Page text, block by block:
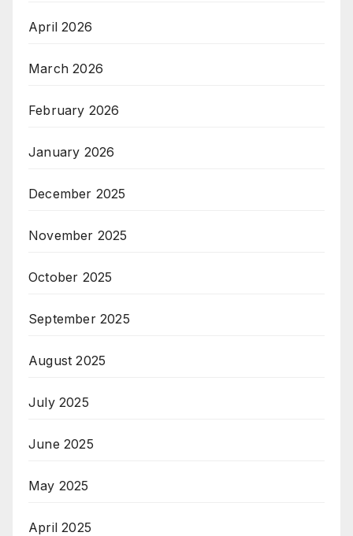
April 2026
March 2026
February 2026
January 2026
December 2025
November 2025
October 2025
September 2025
August 2025
July 2025
June 2025
May 2025
April 2025